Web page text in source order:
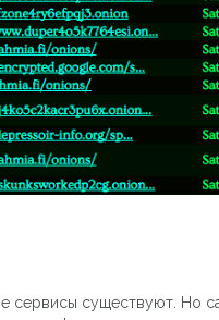
существуют. Но